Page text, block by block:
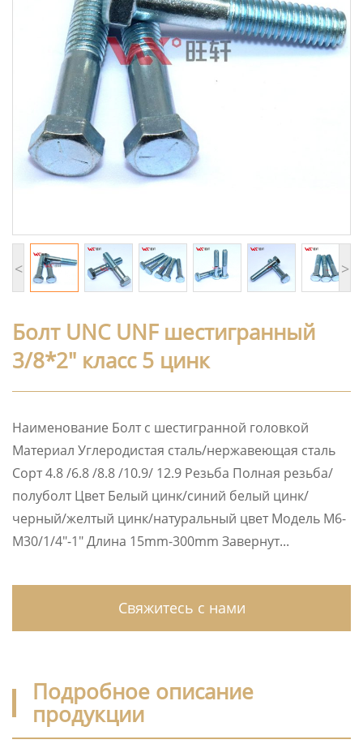
< >
Болт UNC UNF шестигранный
3/8*2″ класс 5 цинк
Наименование Болт с шестигранной головкой
Материал Углеродистая сталь/нержавеющая сталь
Сорт 4.8 /6.8 /8.8 /10.9/ 12.9 Резьба Полная резьба/
полуболт Цвет Белый цинк/синий белый цинк/
черный/желтый цинк/натуральный цвет Модель M6-
M30/1/4″-1″ Длина 15mm-300mm Завернут...
Свяжитесь с нами
Подробное описание
продукции